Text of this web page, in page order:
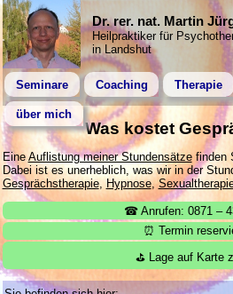
Dr. rer. nat. Martin
Heilpraktiker für
in Landshut
Seminare Coaching Therapie
über mich
Was kostet
Eine Auflistung meiner Stundensätzefinden
Dabei ist es unerheblich, was wir in der
Gesprächstherapie, Hypnose,
☎ Anrufen: 0871 –
⏰ Termin
⛳ Lage auf Karte